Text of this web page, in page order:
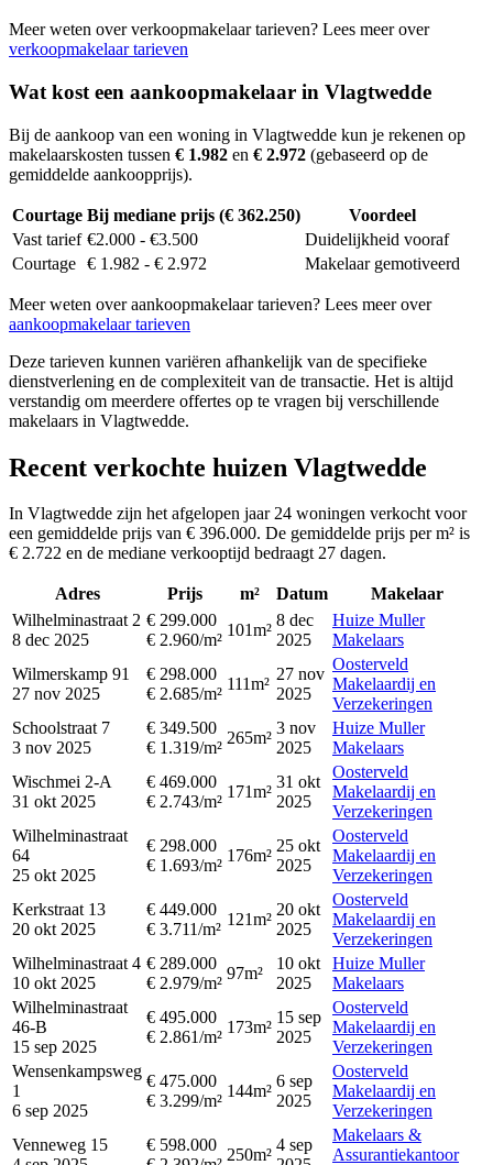
Meer weten over verkoopmakelaar tarieven? Lees meer over
verkoopmakelaar tarieven
Wat kost een aankoopmakelaar in Vlagtwedde
Bij de aankoop van een woning in Vlagtwedde kun je rekenen op
makelaarskosten tussen € 1.982 en € 2.972 (gebaseerd op de
gemiddelde aankoopprijs).
Courtage Bij mediane prijs (€ 362.250)
Voordeel
Vast tarief €2.000 - €3.500
Duidelijkheid vooraf
Courtage € 1.982 - € 2.972 Makelaar gemotiveerd
Meer weten over aankoopmakelaar tarieven? Lees meer over
aankoopmakelaar tarieven
Deze tarieven kunnen variëren afhankelijk van de specifieke
dienstverlening en de complexiteit van de transactie. Het is altijd
verstandig om meerdere offertes op te vragen bij verschillende
makelaars in Vlagtwedde.
Recent verkochte huizen Vlagtwedde
In Vlagtwedde zijn het afgelopen jaar 24 woningen verkocht voor
een gemiddelde prijs van € 396.000. De gemiddelde prijs per m² is
€ 2.722 en de mediane verkooptijd bedraagt 27 dagen.
Adres Prijs m² Datum
Makelaar
Wilhelminastraat 2
8 dec 2025
€ 299.000
€ 2.960/m²
101m²
8 dec
2025
Huize Muller
Makelaars
Wilmerskamp 91
27 nov 2025
€ 298.000
€ 2.685/m²
111m²
27 nov
2025
Oosterveld
Makelaardij en
Verzekeringen
Schoolstraat 7
3 nov 2025
€ 349.500
€ 1.319/m²
265m²
3 nov
2025
Huize Muller
Makelaars
Wischmei 2-A
31 okt 2025
€ 469.000
€ 2.743/m²
171m²
31 okt
2025
Oosterveld
Makelaardij en
Verzekeringen
Wilhelminastraat
64
25 okt 2025
€ 298.000
€ 1.693/m²
176m²
25 okt
2025
Oosterveld
Makelaardij en
Verzekeringen
Kerkstraat 13
20 okt 2025
€ 449.000
€ 3.711/m²
121m²
20 okt
2025
Oosterveld
Makelaardij en
Verzekeringen
Wilhelminastraat 4
10 okt 2025
€ 289.000
€ 2.979/m²
97m²
10 okt
2025
Huize Muller
Makelaars
Wilhelminastraat
46-B
15 sep 2025
€ 495.000
€ 2.861/m²
173m²
15 sep
2025
Oosterveld
Makelaardij en
Verzekeringen
Wensenkampsweg
1
6 sep 2025
€ 475.000
€ 3.299/m²
144m²
6 sep
2025
Oosterveld
Makelaardij en
Verzekeringen
Venneweg 15
€ 598.000
250m²
4 sep
Makelaars &
Assurantiekantoor